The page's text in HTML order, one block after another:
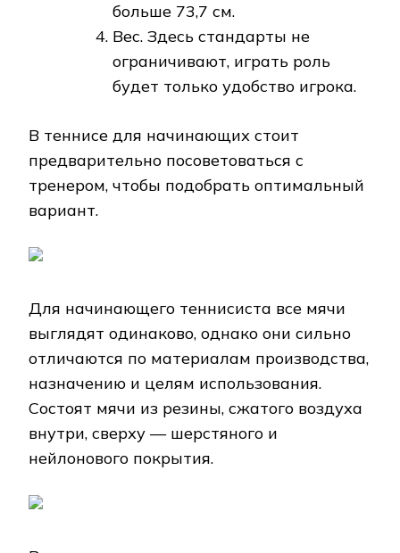
больше 73,7 см.
Вес. Здесь стандарты не
ограничивают, играть роль
будет только удобство игрока.
В теннисе для начинающих стоит
предварительно посоветоваться с
тренером, чтобы подобрать оптимальный
вариант.
Для начинающего теннисиста все мячи
выглядят одинаково, однако они сильно
отличаются по материалам производства,
назначению и целям использования.
Состоят мячи из резины, сжатого воздуха
внутри, сверху — шерстяного и
нейлонового покрытия.